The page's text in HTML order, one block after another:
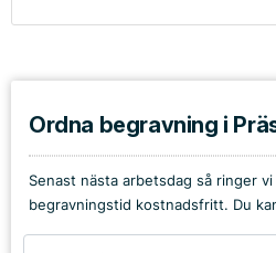
Ordna begravning i
Senast nästa arbetsdag så ringer
begravningstid kostnadsfritt. Du